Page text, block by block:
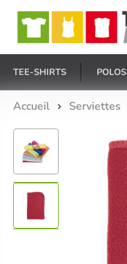
TEE-SHIRTS POLOS
Accueil Serviettes